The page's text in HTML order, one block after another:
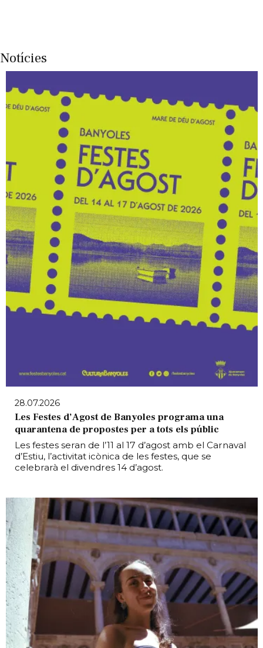
Notícies
28.07.2026
Les Festes d’Agost de Banyoles programa una
quarantena de propostes per a tots els públic
Les festes seran de l’11 al 17 d’agost amb el Carnaval
d’Estiu, l’activitat icònica de les festes, que se
celebrarà el divendres 14 d’agost.